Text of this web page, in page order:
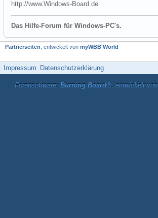
http://www.Windows-Board.de
Das Hilfe-Forum für Windows-PC's.
Partnerseiten , entwickelt von myWBB'World
Impressum Datenschutzerklärung
Forensoftware: Burning Board®, entwickelt von